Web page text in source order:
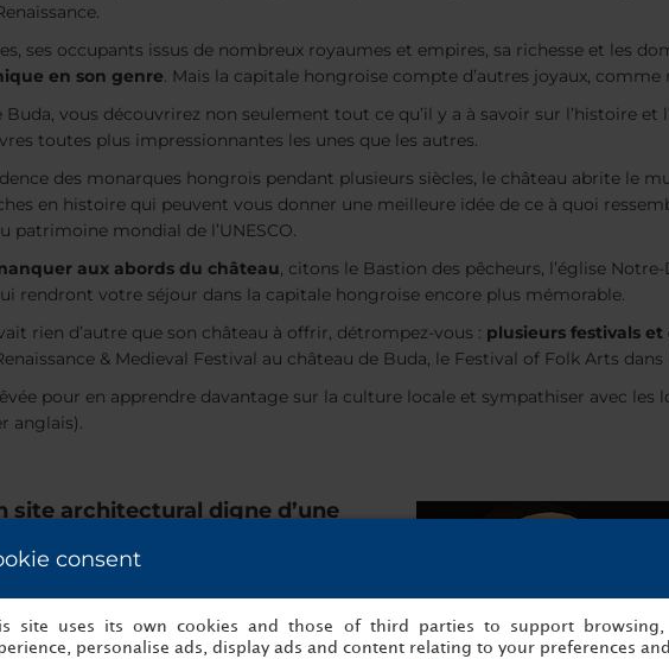
ses occupants issus de nombreux royaumes et empires, sa richesse et les
en son genre. Mais la capitale hongroise compte d’autres joyaux,
vous découvrirez non seulement tout ce qu’il y a à savoir sur l’histoire
toutes plus impressionnantes les unes que les autres.
des monarques hongrois pendant plusieurs siècles, le château abrite le
en histoire qui peuvent vous donner une meilleure idée de ce à quoi
patrimoine mondial de l’UNESCO.
aux abords du château, citons le Bastion des pêcheurs, l’église
rendront votre séjour dans la capitale hongroise encore plus mémorable.
rien d’autre que son château à offrir, détrompez-vous : plusieurs festivals
& Medieval Festival au château de Buda, le Festival of Folk Arts
pour en apprendre davantage sur la culture locale et sympathiser avec
anglais).
site architectural digne d’une
votre visite du palais royal, faites un tour
site est situé sur la colline du château
consent
site uses its own cookies and those of third parties to support
personalise ads, display ads and content relating to your preferences